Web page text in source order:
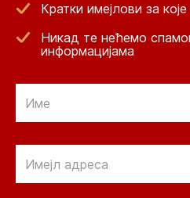
Кратки имејлови за
Никад те нећемо
информацијама